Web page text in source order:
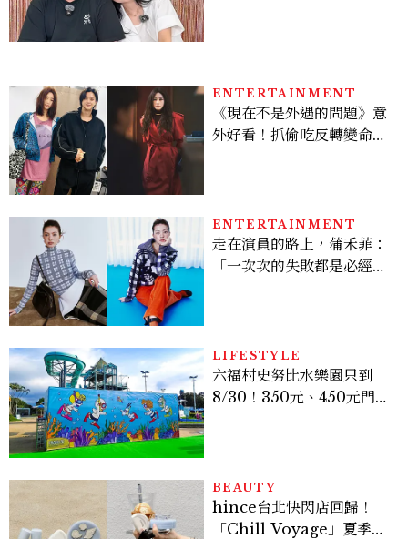
ENTERTAINMENT
《現在不是外遇的問題》意
外好看！抓偷吃反轉變命
看點懶人包
ENTERTAINMENT
走在演員的路上，蒲禾菲：
「一次次的失敗都是必經過
LIFESTYLE
六福村史努比水樂園只到
8/30！350元、450元門票
BEAUTY
hince台北快閃店回歸！
「Chill Voyage」夏季限